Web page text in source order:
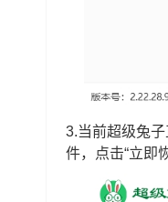
3.当前超级兔
件，点击“立即